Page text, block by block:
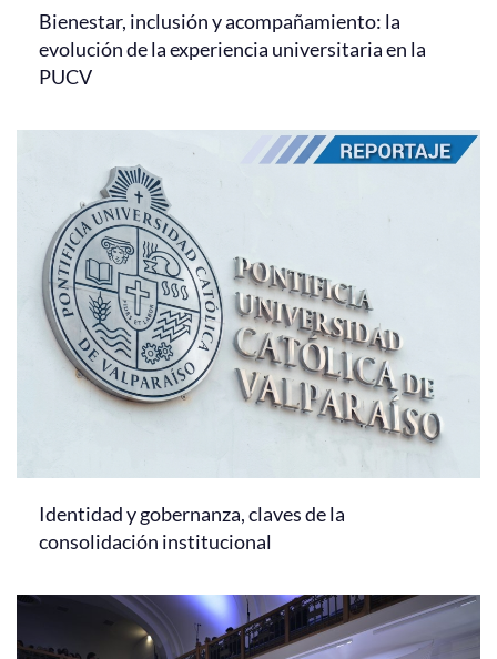
Bienestar, inclusión y acompañamiento: la
evolución de la experiencia universitaria en la
PUCV
Identidad y gobernanza, claves de la
consolidación institucional